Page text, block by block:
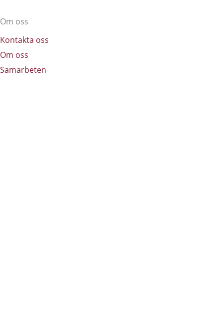
Om oss​
Kontakta oss
Om oss
Samarbeten